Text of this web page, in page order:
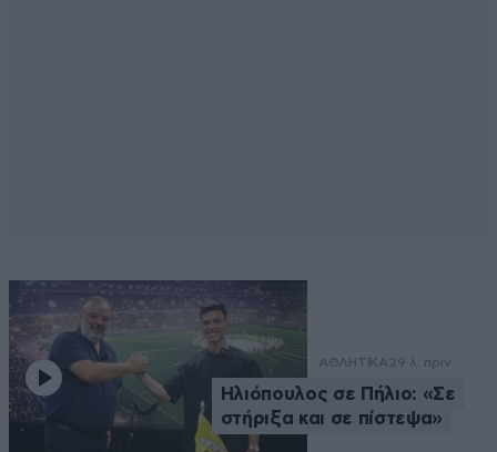
ΑΘΛΗΤΙΚΑ29 λ. πριν
Ηλιόπουλος σε Πήλιο: «Σε
στήριξα και σε πίστεψα»